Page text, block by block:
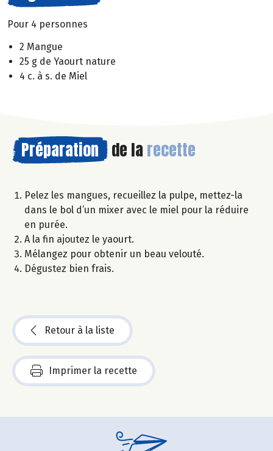
Pour 4 personnes
2 Mangue
25 g de Yaourt nature
4 c. à s. de Miel
Préparation de la recette
Pelez les mangues, recueillez la pulpe, mettez-la
dans le bol d’un mixer avec le miel pour la réduire
en purée.
A la fin ajoutez le yaourt.
Mélangez pour obtenir un beau velouté.
Dégustez bien frais.
Retour à la liste
Imprimer la recette